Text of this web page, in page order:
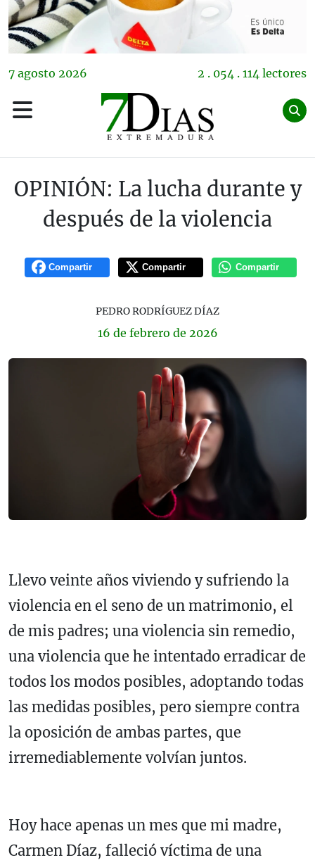
7 agosto 2026 2 . 054 . 114 lectores
OPINIÓN: La lucha durante y
después de la violencia
Compartir Compartir Compartir
PEDRO RODRÍGUEZ DÍAZ
16 de febrero de 2026
Llevo veinte años viviendo y sufriendo la
violencia en el seno de un matrimonio, el
de mis padres; una violencia sin remedio,
una violencia que he intentado erradicar de
todos los modos posibles, adoptando todas
las medidas posibles, pero siempre contra
la oposición de ambas partes, que
irremediablemente volvían juntos.
Hoy hace apenas un mes que mi madre,
Carmen Díaz, falleció víctima de una